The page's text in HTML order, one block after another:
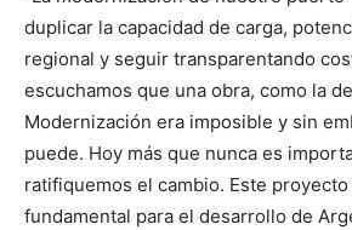
duplicar la capacidad de carga,
regional y seguir transparentando
escuchamos que una obra, como la
Modernización era imposible y sin
puede. Hoy más que nunca es
ratifiquemos el cambio. Este proyecto
fundamental para el desarrollo de